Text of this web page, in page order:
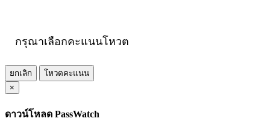
กรุณาเลือกคะแนนโหวต
ยกเลิก
โหวตคะแนน
×
ดาวน์โหลด PassWatch